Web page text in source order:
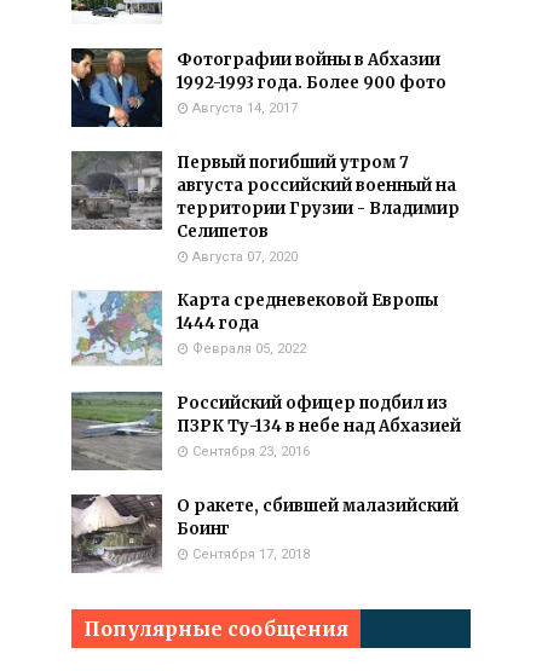
Фотографии войны в Абхазии
1992-1993 года. Более 900 фото
Августа 14, 2017
Первый погибший утром 7
августа российский военный на
территории Грузии - Владимир
Селипетов
Августа 07, 2020
Карта средневековой Европы
1444 года
Февраля 05, 2022
Российский офицер подбил из
ПЗРК Ту-134 в небе над Абхазией
Сентября 23, 2016
О ракете, сбившей малазийский
Боинг
Сентября 17, 2018
Популярные сообщения